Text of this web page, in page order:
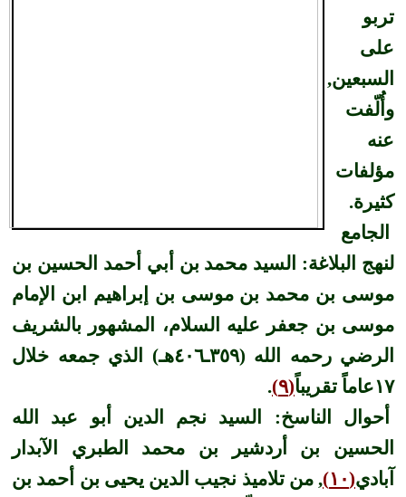
تربو
على
السبعين,
وأُلّفت
عنه
مؤلفات
كثيرة.
الجامع
لنهج البلاغة: السيد محمد بن أبي أحمد الحسين بن
موسى بن محمد بن موسى بن إبراهيم ابن الإمام
موسى بن جعفر عليه السلام، المشهور بالشريف
الرضي رحمه الله (٣٥٩ـ٤٠٦هـ) الذي جمعه خلال
١٧عاماً تقريباً
(٩)
.
أحوال الناسخ: السيد نجم الدين أبو عبد الله
الحسين بن أردشير بن محمد الطبري الآبدار
آبادي(١٠)
, من تلاميذ نجيب الدين يحيى بن أحمد بن